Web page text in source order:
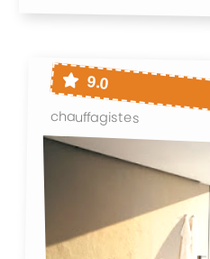
9.0
chauffagistes